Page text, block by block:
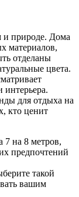
и природе. Дома
материалов,
отделаны
цвета.
для отдыха на
кто ценит
7 на 8 метров,
предпочтений
такой
вашим